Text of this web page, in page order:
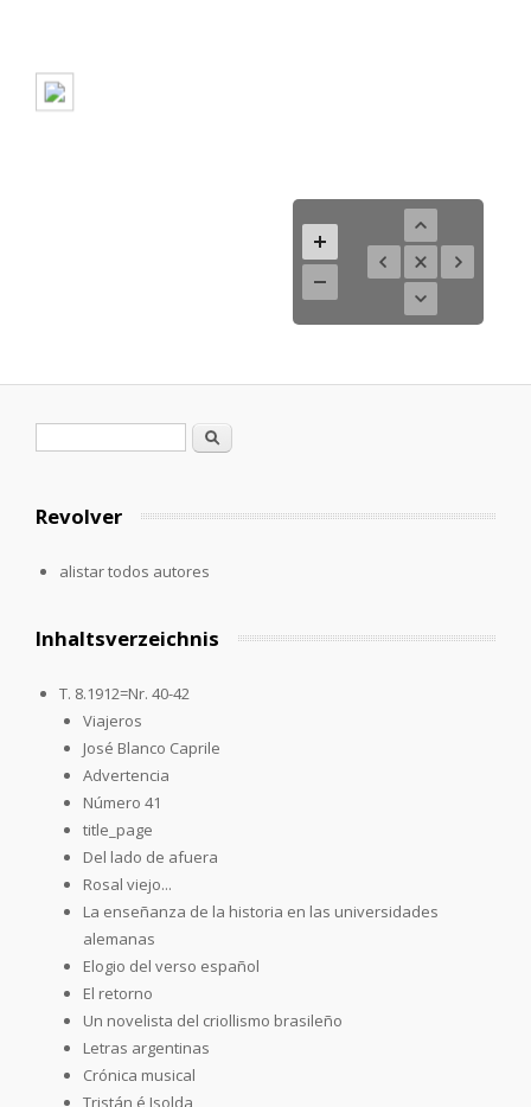
Formulario de búsqueda
Buscar
Revolver
alistar todos autores
Inhaltsverzeichnis
T. 8.1912=Nr. 40-42
Viajeros
José Blanco Caprile
Advertencia
Número 41
title_page
Del lado de afuera
Rosal viejo...
La enseñanza de la historia en las universidades
alemanas
Elogio del verso español
El retorno
Un novelista del criollismo brasileño
Letras argentinas
Crónica musical
Tristán é Isolda